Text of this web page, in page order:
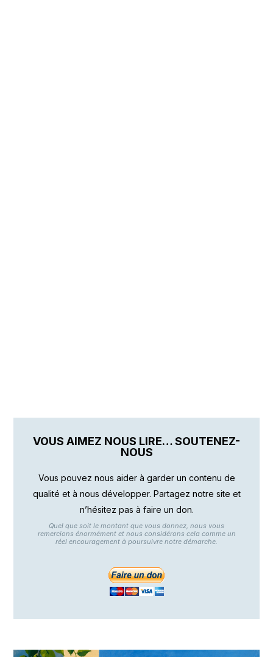
VOUS AIMEZ NOUS LIRE… SOUTENEZ-
NOUS
Vous pouvez nous aider à garder un contenu de
qualité et à nous développer. Partagez notre site et
n’hésitez pas à faire un don.
Quel que soit le montant que vous donnez, nous vous
remercions énormément et nous considérons cela comme un
réel encouragement à poursuivre notre démarche.